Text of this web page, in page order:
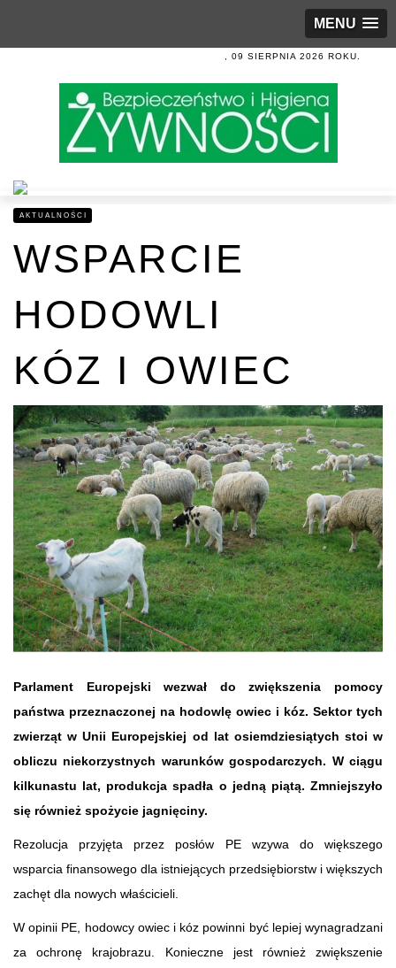
MENU
, 09 SIERPNIA 2026 ROKU.
AKTUALNOŚCI
WSPARCIE
HODOWLI
KÓZ I OWIEC
Parlament Europejski wezwał do zwiększenia pomocy
państwa przeznaczonej na hodowlę owiec i kóz. Sektor tych
zwierząt w Unii Europejskiej od lat osiemdziesiątych stoi w
obliczu niekorzystnych warunków gospodarczych. W ciągu
kilkunastu lat, produkcja spadła o jedną piątą. Zmniejszyło
się również spożycie jagnięciny.
Rezolucja przyjęta przez posłów PE wzywa do większego
wsparcia finansowego dla istniejących przedsiębiorstw i większych
zachęt dla nowych właścicieli.
W opinii PE, hodowcy owiec i kóz powinni być lepiej wynagradzani
za ochronę krajobrazu. Konieczne jest również zwiększenie